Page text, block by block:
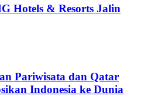
Hotels & Resorts Jalin
Pariwisata dan Qatar
Indonesia ke Dunia